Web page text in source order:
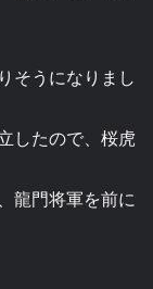
そうになりまし
したので、桜虎
龍門将軍を前に